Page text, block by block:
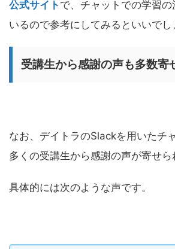
公式サイト で、チャットでの学習
いるので参考にしてみるといいでし
受講生から感謝の声も多数寄
なお、デイトラのSlackを用いたチ
多くの受講生から感謝の声が寄せら
具体的には次のような声です。